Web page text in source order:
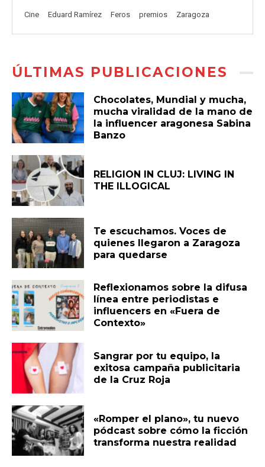
Cine Eduard Ramírez Feros premios Zaragoza
ÚLTIMAS PUBLICACIONES
Chocolates, Mundial y mucha,
mucha viralidad de la mano de
la influencer aragonesa Sabina
Banzo
RELIGION IN CLUJ: LIVING IN
THE ILLOGICAL
Te escuchamos. Voces de
quienes llegaron a Zaragoza
para quedarse
Reflexionamos sobre la difusa
línea entre periodistas e
influencers en «Fuera de
Contexto»
Sangrar por tu equipo, la
exitosa campaña publicitaria
de la Cruz Roja
«Romper el plano», tu nuevo
pódcast sobre cómo la ficción
transforma nuestra realidad